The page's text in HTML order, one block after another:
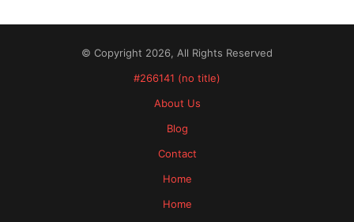
© Copyright 2026, All Rights Reserved
#266141 (no title)
About Us
Blog
Contact
Home
Home